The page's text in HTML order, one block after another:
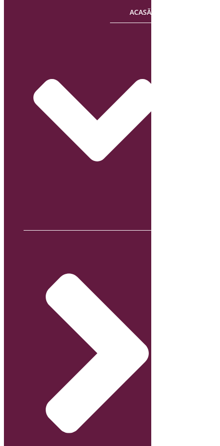
ACASĂ